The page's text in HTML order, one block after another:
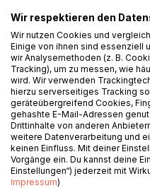
Die Ausgabe
besonders
Wir respektieren den
Wir nutzen Cookies und
Einige von ihnen sind essenziell
wir Analysemethoden (z. B.
Tracking), um zu messen, wie
wird. Wir verwenden
hierzu serverseitiges Tracking
geräteübergreifend Cookies,
gehashte E-Mail-Adressen
Drittinhalte von anderen
weitere Datenverarbeitung und
keinen Einfluss. Mit deiner
Vorgänge ein. Du kannst deine
Einstellungen“) jederzeit mit
Impressum)